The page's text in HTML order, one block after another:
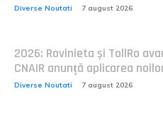
Diverse Noutati 7 august 2026
2026: Rovinieta și TollRo
CNAIR anunță aplicarea
Diverse Noutati 7 august 2026